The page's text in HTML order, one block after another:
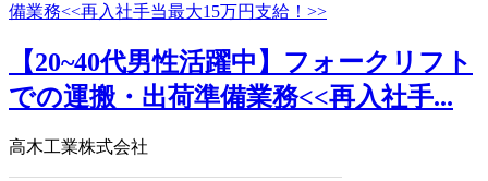
【20~40代男性活躍中】フォークリフト
での運搬・出荷準備業務<<再入社手...
高木工業株式会社